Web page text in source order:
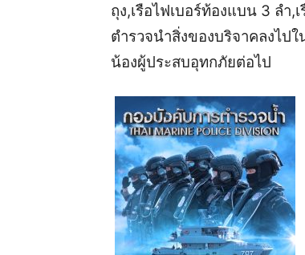
ถุง,เรือไฟเบอร์ท้องแบน 3 ลำ
ตำรวจนำสิ่งของบริจาคลงไป
น้องผู้ประสบอุทกภัยต่อไป